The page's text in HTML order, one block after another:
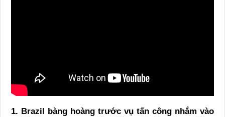
1. Brazil bàng hoàng trước vụ tấn công nhắm vào